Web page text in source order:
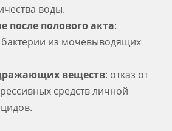
воды.
после полового акта:
бактерии из мочевыводящих
веществ: отказ от
средств личной